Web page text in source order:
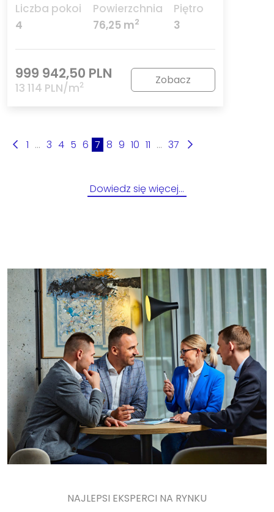
Liczba pokoi
4
Powierzchnia
76,25 m2
Piętro
3
999 942,50 PLN
13 114 PLN/m2 Zobacz
1 ... 3 4 5 6 7 8 9 10 11 ... 37
Dowiedz się więcej…
NAJLEPSI EKSPERCI NA RYNKU